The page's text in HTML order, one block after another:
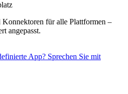
für alle Plattformen –
angepasst.
App? Sprechen Sie mit